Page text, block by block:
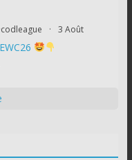
· 3 Août